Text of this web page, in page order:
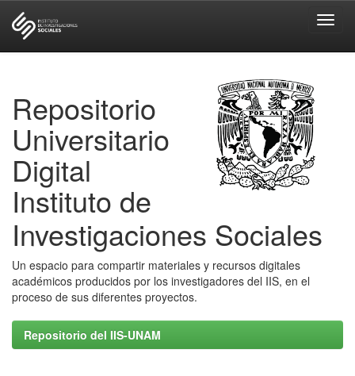
Repositorio
Universitario
Digital
Instituto de
Investigaciones Sociales
Un espacio para compartir materiales y recursos digitales
académicos producidos por los investigadores del IIS, en el
proceso de sus diferentes proyectos.
Repositorio del IIS-UNAM